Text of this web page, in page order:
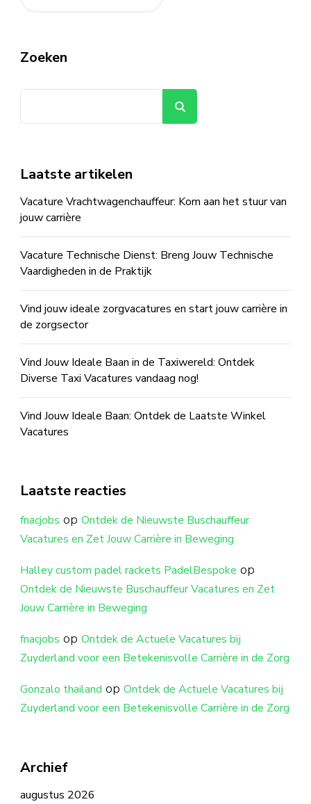
Zoeken
Laatste artikelen
Vacature Vrachtwagenchauffeur: Kom aan het stuur van
jouw carrière
Vacature Technische Dienst: Breng Jouw Technische
Vaardigheden in de Praktijk
Vind jouw ideale zorgvacatures en start jouw carrière in
de zorgsector
Vind Jouw Ideale Baan in de Taxiwereld: Ontdek
Diverse Taxi Vacatures vandaag nog!
Vind Jouw Ideale Baan: Ontdek de Laatste Winkel
Vacatures
Laatste reacties
fnacjobs op Ontdek de Nieuwste Buschauffeur
Vacatures en Zet Jouw Carrière in Beweging
Halley custom padel rackets PadelBespoke op
Ontdek de Nieuwste Buschauffeur Vacatures en Zet
Jouw Carrière in Beweging
fnacjobs op Ontdek de Actuele Vacatures bij
Zuyderland voor een Betekenisvolle Carrière in de Zorg
Gonzalo thailand op Ontdek de Actuele Vacatures bij
Zuyderland voor een Betekenisvolle Carrière in de Zorg
Archief
augustus 2026